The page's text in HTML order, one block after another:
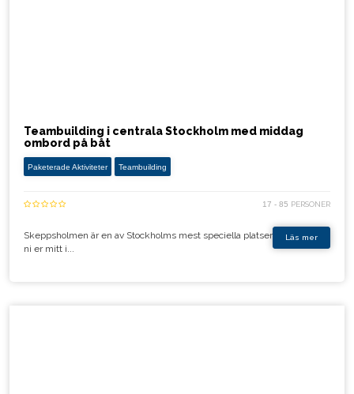
Teambuilding i centrala Stockholm med middag
ombord på båt
Paketerade Aktiviteter Teambuilding
17 - 85 PERSONER
Skeppsholmen är en av Stockholms mest speciella platser. Här befinner
ni er mitt i...
Läs mer